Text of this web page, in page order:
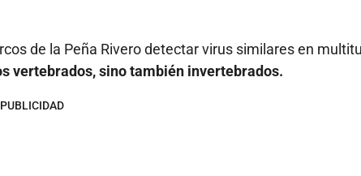
de la Peña Rivero detectar virus similares en
vertebrados, sino también invertebrados.
PUBLICIDAD